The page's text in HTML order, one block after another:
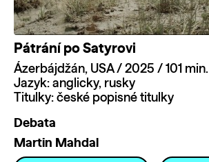
Pátrání po Satyrovi
Ázerbájdžán, USA / 2025 / 101 min.
Jazyk: anglicky, rusky
Titulky: české popisné titulky
Debata
Martin Mahdal